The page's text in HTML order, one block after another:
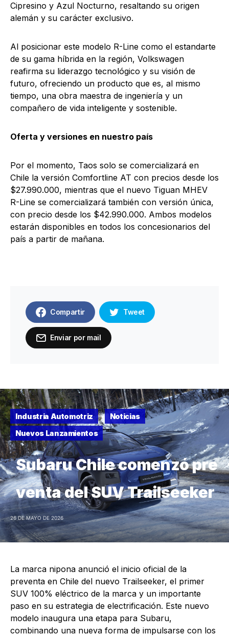
Cipresino y Azul Nocturno, resaltando su origen
alemán y su carácter exclusivo.
Al posicionar este modelo R-Line como el estandarte
de su gama híbrida en la región, Volkswagen
reafirma su liderazgo tecnológico y su visión de
futuro, ofreciendo un producto que es, al mismo
tiempo, una obra maestra de ingeniería y un
compañero de vida inteligente y sostenible.
Oferta y versiones en nuestro país
Por el momento, Taos solo se comercializará en
Chile la versión Comfortline AT con precios desde los
$27.990.000, mientras que el nuevo Tiguan MHEV
R-Line se comercializará también con versión única,
con precio desde los $42.990.000. Ambos modelos
estarán disponibles en todos los concesionarios del
país a partir de mañana.
Compartir Tweet
Enviar por mail
Industria Automotriz
Noticias
Nuevos Lanzamientos
Subaru Chile comenzó pre
venta del SUV Trailseeker
26 DE MAYO DE 2026
La marca nipona anunció el inicio oficial de la
preventa en Chile del nuevo Trailseeker, el primer
SUV 100% eléctrico de la marca y un importante
paso en su estrategia de electrificación. Este nuevo
modelo inaugura una etapa para Subaru,
combinando una nueva forma de impulsarse con los